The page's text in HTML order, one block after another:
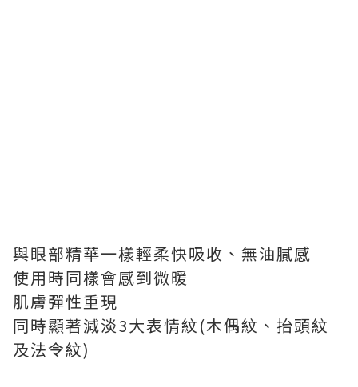
與眼部精華一樣輕柔快吸收、無油膩感
使用時同樣會感到微暖
肌膚彈性重現
同時顯著減淡3大表情紋(木偶紋、抬頭紋
及法令紋)